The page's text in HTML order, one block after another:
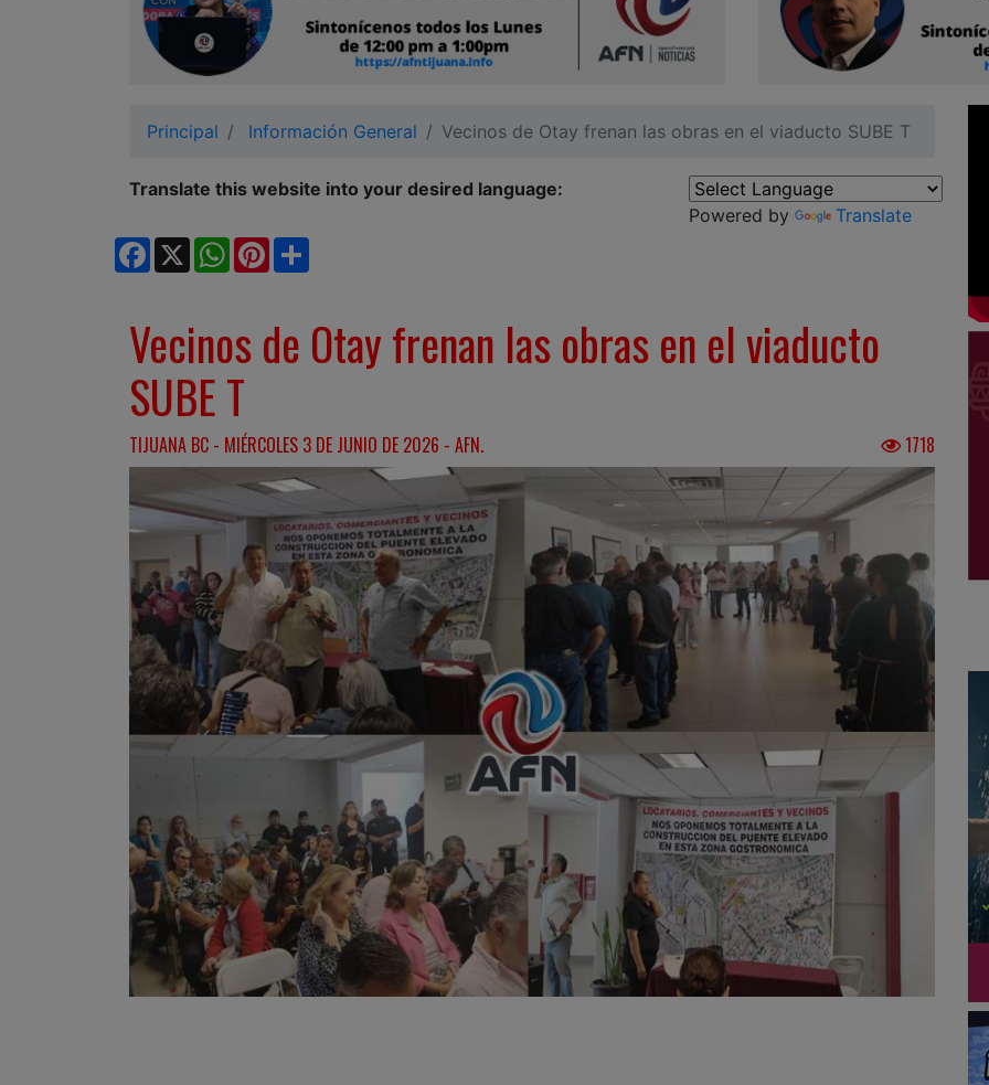
Principal Información General Vecinos de Otay frenan las obras en el viaducto SUBE T
Translate this website into your desired language:
Powered by
Translate
Facebook
X WhatsApp
Pinterest
Vecinos de Otay frenan las obras en el viaducto
SUBE T
TIJUANA BC - MIÉRCOLES 3 DE JUNIO DE 2026 - AFN. 1718